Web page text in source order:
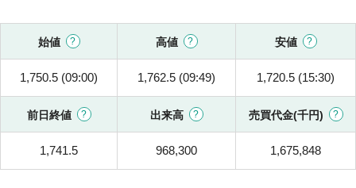
始値 高値 安値
1,750.5 (09:00) 1,762.5 (09:49) 1,720.5 (15:30)
前日終値 出来高 売買代金(千円)
1,741.5 968,300 1,675,848